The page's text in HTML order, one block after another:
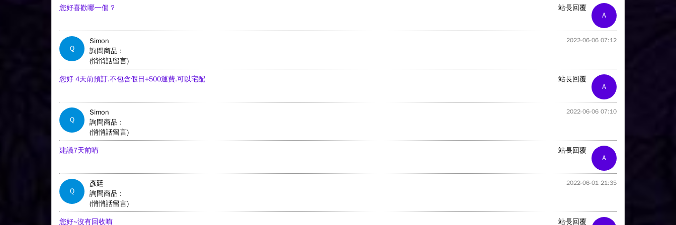
A
站長回覆
您好喜歡哪一個 ?
Q
Simon 2022-06-06 07:12
詢問商品 :
(悄悄話留言)
A
站長回覆
您好 4天前預訂.不包含假日+500運費.可以宅配
Q
Simon 2022-06-06 07:10
詢問商品 :
(悄悄話留言)
A
站長回覆
建議7天前唷
Q
彥廷 2022-06-01 21:35
詢問商品 :
(悄悄話留言)
站長回覆
您好~沒有回收唷